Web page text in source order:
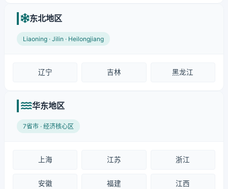
东北地区
Liaoning · Jilin · Heilongjiang
辽宁 吉林 黑龙江
华东地区
7省市 · 经济核心区
上海 江苏 浙江
安徽 福建 江西